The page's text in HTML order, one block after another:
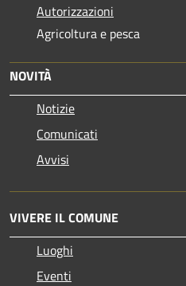
Autorizzazioni
Agricoltura e pesca
NOVITÀ
Notizie
Comunicati
Avvisi
VIVERE IL COMUNE
Luoghi
Eventi